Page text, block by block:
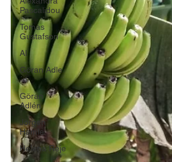
Pascalidou
Tomas
Gustafson
AI
Göran Adle
´n
Göran
Adlén
Jörgen
Hamle
Helena Reje